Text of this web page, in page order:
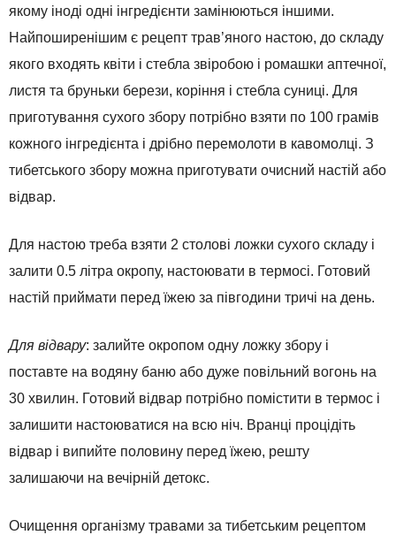
якому іноді одні інгредієнти замінюються іншими.
Найпоширенішим є рецепт трав’яного настою, до складу
якого входять квіти і стебла звіробою і ромашки аптечної,
листя та бруньки берези, коріння і стебла суниці. Для
приготування сухого збору потрібно взяти по 100 грамів
кожного інгредієнта і дрібно перемолоти в кавомолці. З
тибетського збору можна приготувати очисний настій або
відвар.
Для настою треба взяти 2 столові ложки сухого складу і
залити 0.5 літра окропу, настоювати в термосі. Готовий
настій приймати перед їжею за півгодини тричі на день.
Для відвару: залийте окропом одну ложку збору і
поставте на водяну баню або дуже повільний вогонь на
30 хвилин. Готовий відвар потрібно помістити в термос і
залишити настоюватися на всю ніч. Вранці процідіть
відвар і випийте половину перед їжею, решту
залишаючи на вечірній детокс.
Очищення організму травами за тибетським рецептом